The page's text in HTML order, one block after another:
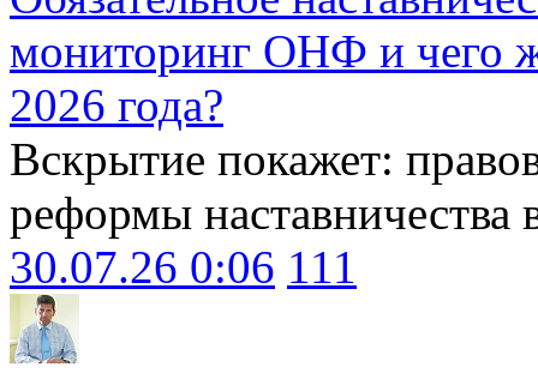
мониторинг ОНФ и чего
2026 года?
Вскрытие покажет:
реформы наставничества
30.07.26 0:06 111